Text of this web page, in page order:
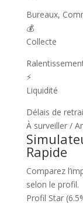
Bureaux,
💰
Collecte
⚡
Liquidité
Délais de
À surveiller /
Rapide
Comparez
selon le profil.
Profil Star